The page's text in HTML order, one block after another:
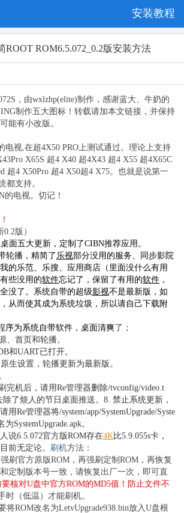
安装教程
ROOT ROM6.5.072_0.2版安装方法
，由wxlzhp(elite)制作，感谢蓝大、牛奶的
制作五大图标！转载请加本文链接，并保持
能有小改版。
电视,在超4X50 PRO上测试通过。理论上支持
X65S 超4 X40 超4X43 超4 X55 超4X65C
超4 X50Pro 超4 X50超4 X75。也就是说第一
都支持。
的电视。切记！
版）
面五大更新，定制了CIBN推荐应用。
轮播，精简了 乐视部分没用的服务、同步影院
的乐范、乐搜、应用商店（里面没什么有用
有些没用的软件忘记了，保留了有用的软件 ，
没了。系统自带的超级影视不是最新版，如
从而使其成为系统垃圾，所以请自己下载附
序为系统自带软件，桌面清爽了；
、首页和轮播。
和UART已打开。
生设置，轮播更新为最新版。
完机后，请用Re管理器删除/tvconfig/video.t
除了烦人的节日桌面推送。 8. 禁止系统更新，
Re管理器将/system/app/SystemUpgrade/Syste
SystemUpgrade.apk。
说6.5.072官方版ROM存在4K比5.9.055s卡，
前无定论。 刷机方法：
刷官方原版ROM，再强刷定制ROM，再恢复
定制版本号一致，请恢复出厂一次，即可直
要核对U盘中官方ROM的MD5值！防止文件不
时（低温）才能刷机。
将ROM改名为LetvUpgrade938.bin放入U盘根